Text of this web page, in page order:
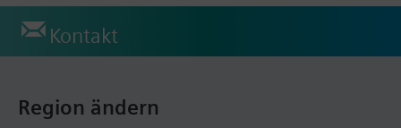
Kontakt
Region ändern